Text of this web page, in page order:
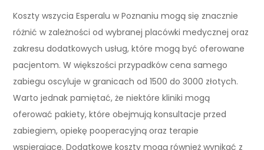
Koszty wszycia Esperalu w Poznaniu mogą się znacznie
różnić w zależności od wybranej placówki medycznej oraz
zakresu dodatkowych usług, które mogą być oferowane
pacjentom. W większości przypadków cena samego
zabiegu oscyluje w granicach od 1500 do 3000 złotych.
Warto jednak pamiętać, że niektóre kliniki mogą
oferować pakiety, które obejmują konsultacje przed
zabiegiem, opiekę pooperacyjną oraz terapie
wspierające. Dodatkowe koszty mogą również wynikać z